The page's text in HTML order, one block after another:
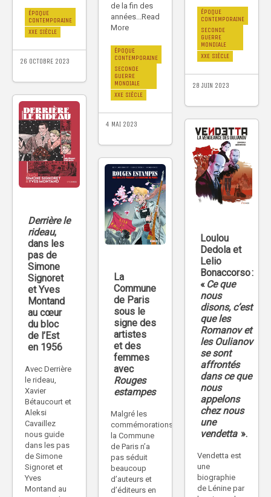
ÉPOQUE
CONTEMPORAINE
XXE SIÈCLE
26 OCTOBRE 2023
ÉPOQUE
CONTEMPORAINE
SECONDE
GUERRE
MONDIALE
XXE SIÈCLE
28 JUIN 2023
de la fin des
années...Read
More
ÉPOQUE
CONTEMPORAINE
SECONDE
GUERRE
MONDIALE
XXE SIÈCLE
4 MAI 2023
Derrière le
rideau,
dans les
pas de
Simone
Signoret
et Yves
Montand
au cœur
du bloc
de l’Est
en 1956
Avec Derrière
le rideau,
Xavier
Bétaucourt et
Aleksi
Cavaillez
nous guide
dans les pas
de Simone
Signoret et
Yves
Montand au
Loulou
Dedola et
Lelio
Bonaccorso :
« Ce que
nous
disons, c’est
que les
Romanov et
les Oulianov
se sont
affrontés
dans ce que
nous
appelons
chez nous
une
vendetta ».
Vendetta est
une
biographie
de Lénine par
La
Commune
de Paris
sous le
signe des
artistes
et des
femmes
avec
Rouges
estampes
Malgré les
commémorations,
la Commune
de Paris n’a
pas séduit
beaucoup
d’auteurs et
d’éditeurs en